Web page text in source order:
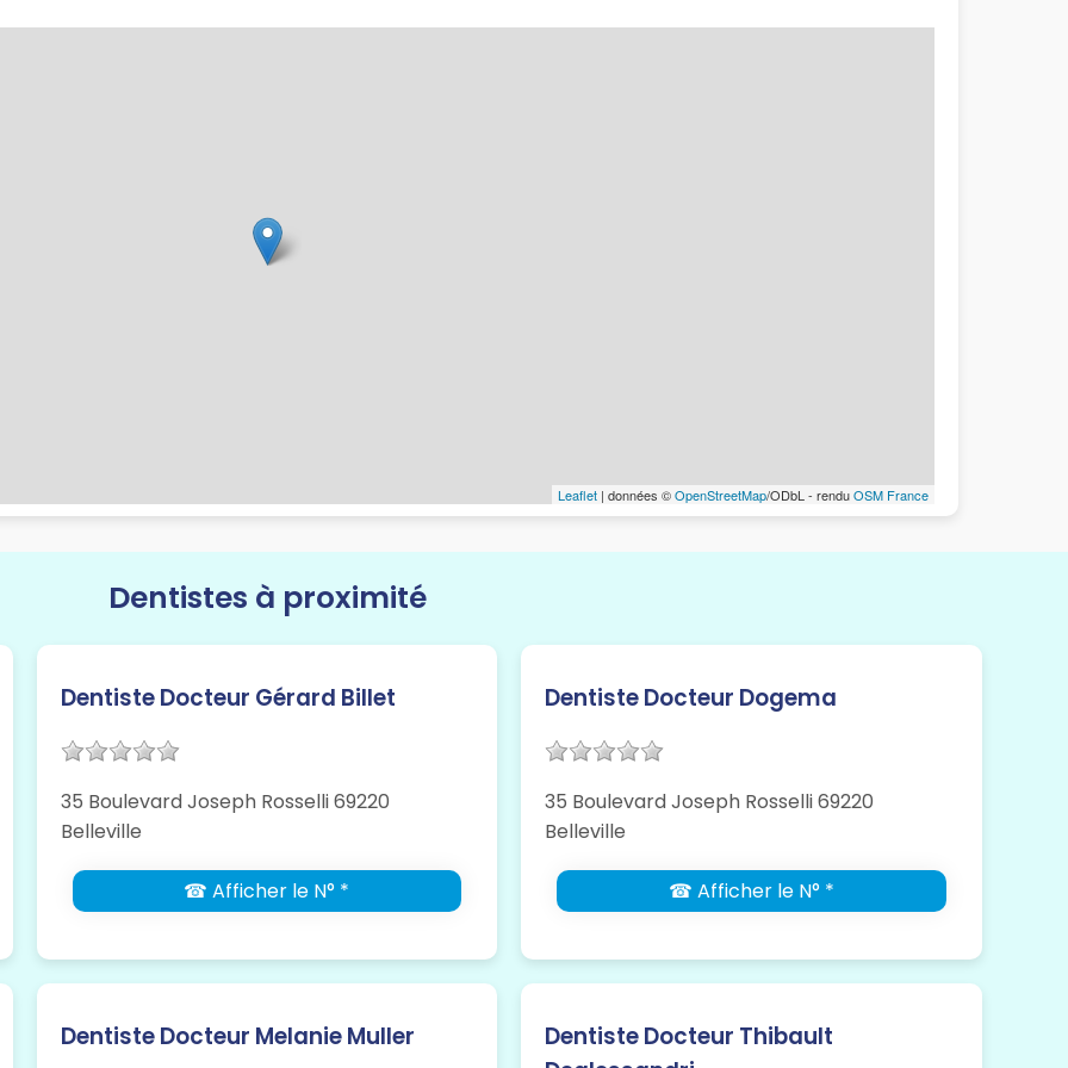
Leaflet | données ©OpenStreetMap/ODbL - renduOSM France
Dentistes à proximité
Dentiste Docteur Gérard Billet
35 Boulevard Joseph Rosselli 69220
Belleville
☎ Afficher le N° *
Dentiste Docteur Dogema
35 Boulevard Joseph Rosselli 69220
Belleville
☎ Afficher le N° *
Dentiste Docteur Melanie Muller
Dentiste Docteur Thibault